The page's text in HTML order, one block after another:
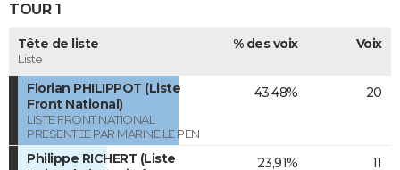
TOUR 1
Tête de liste
Liste
% des voix Voix
Florian PHILIPPOT (Liste
Front National)
LISTE FRONT NATIONAL
PRESENTEE PAR MARINE LE PEN
43,48% 20
Philippe RICHERT (Liste
23,91% 11